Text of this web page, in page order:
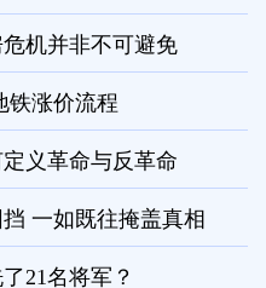
危机并非不可避免
铁涨价流程
义革命与反革命
一如既往掩盖真相
21名将军？